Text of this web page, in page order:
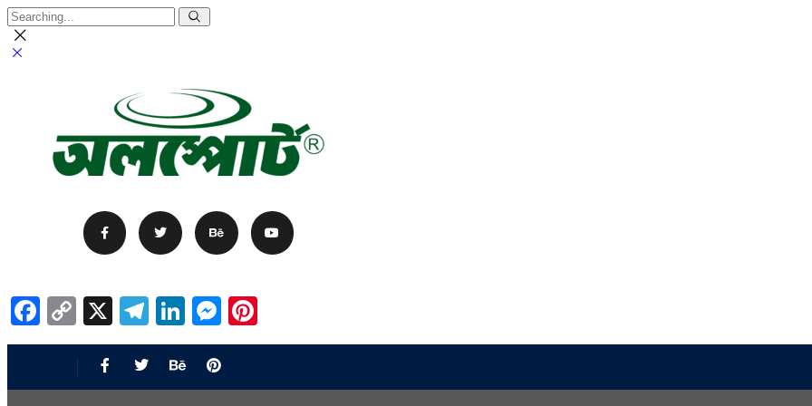
Facebook
Copy
Link
X Telegram
LinkedIn
Messenger